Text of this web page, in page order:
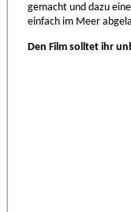
gemacht und dazu
einfach im Meer
Den Film solltet ihr